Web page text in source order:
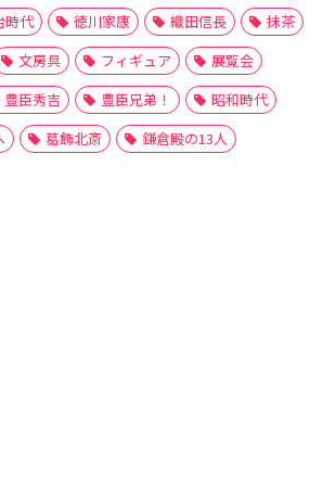
時代 徳川家康 織田信長
抹茶
文房具 フィギュア
展覧会
豊臣秀吉 豊臣兄弟！
昭和時代
葛飾北斎 鎌倉殿の13人